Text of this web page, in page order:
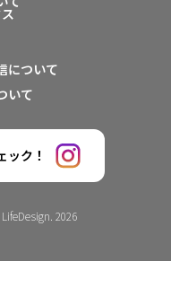
について
いて
ック！
2026